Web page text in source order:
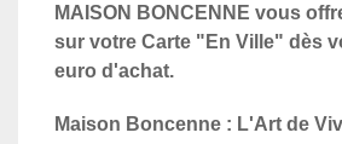
MAISON BONCENNE vous
sur votre Carte "En Ville" dès
euro d'achat.
Maison Boncenne : L'Art de